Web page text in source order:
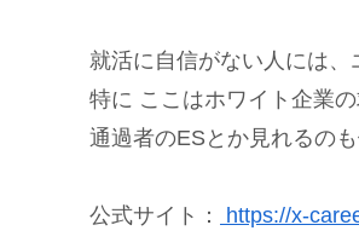
就活に自信がない人には、
特に ここはホワイト企業
通過者のESとか見れるの
公式サイト： https://x-